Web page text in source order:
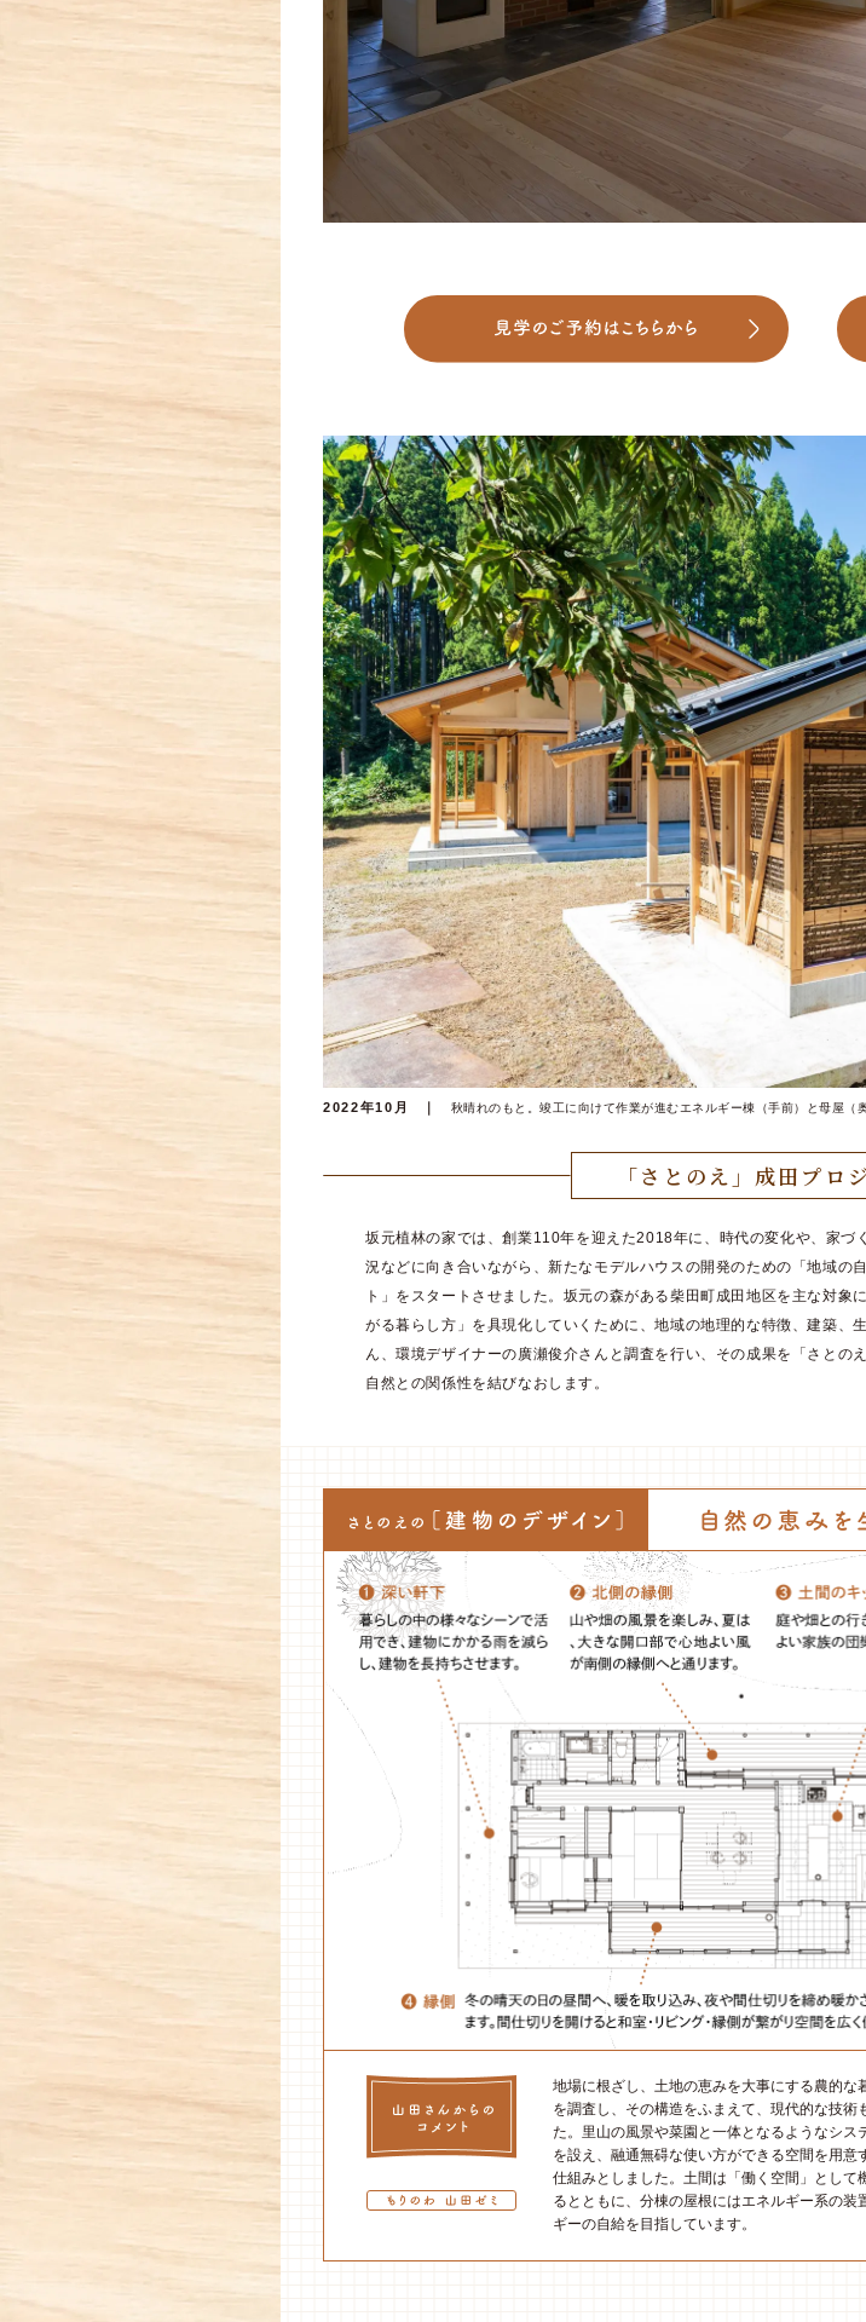
2022年10月 秋晴れのもと。竣工に向けて作業が進むエネルギー棟（手前）と母屋（奥
「さとのえ」 成田プロ
坂元植林の家では、創業110年を迎えた2018年に、時代の変化や、家づ
況などに向き合いながら、新たなモデルハウスの開発のための「地域の
ト」をスタートさせました。坂元の森がある柴田町成田地区を主な対象
がる暮らし方」を具現化していくために、地域の地理的な特徴、建築、
ん、環境デザイナーの廣瀬俊介さんと調査を行い、その成果を「さとの
自然との関係性を結びなおします。
地場に根ざし、土地の恵みを大事にする農的
を調査し、その構造をふまえて、現代的な技
た。里山の風景や菜園と一体となるようなシ
を設え、融通無碍な使い方ができる空間を用
仕組みとしました。土間は「働く空間」とし
るとともに、分棟の屋根にはエネルギー系の
ギーの自給を目指しています。